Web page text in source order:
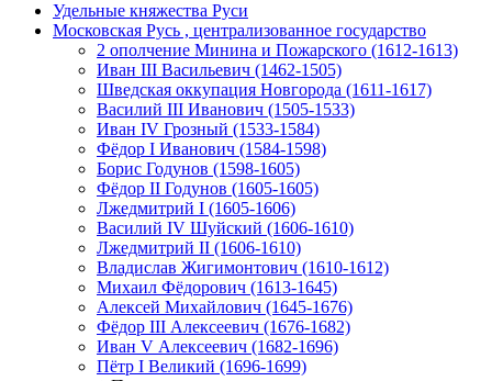
Удельные княжества Руси
Московская Русь , централизованное государство
2 ополчение Минина и Пожарского (1612-1613)
Иван III Васильевич (1462-1505)
Шведская оккупация Новгорода (1611-1617)
Василий III Иванович (1505-1533)
Иван IV Грозный (1533-1584)
Фёдор I Иванович (1584-1598)
Борис Годунов (1598-1605)
Фёдор II Годунов (1605-1605)
Лжедмитрий I (1605-1606)
Василий IV Шуйский (1606-1610)
Лжедмитрий II (1606-1610)
Владислав Жигимонтович (1610-1612)
Михаил Фёдорович (1613-1645)
Алексей Михайлович (1645-1676)
Фёдор III Алексеевич (1676-1682)
Иван V Алексеевич (1682-1696)
Пётр I Великий (1696-1699)